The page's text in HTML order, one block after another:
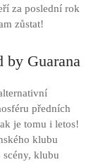
za poslední rok
zůstat!
by Guarana
předních
je tomu i letos!
klubu
klubu